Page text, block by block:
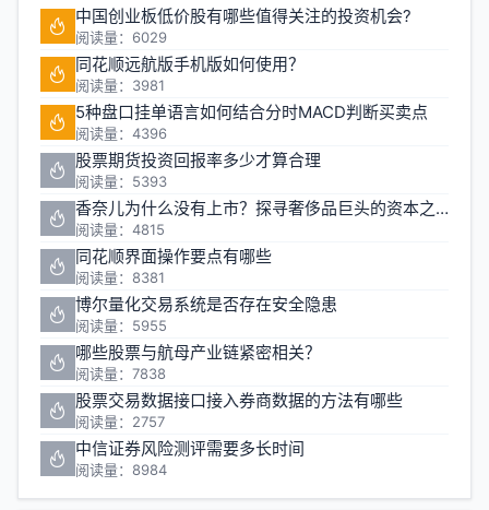
中国创业板低价股有哪些值得关注的投资机会?
阅读量：6029
同花顺远航版手机版如何使用？
阅读量：3981
5种盘口挂单语言如何结合分时MACD判断买卖点
阅读量：4396
股票期货投资回报率多少才算合理
阅读量：5393
香奈儿为什么没有上市？探寻奢侈品巨头的资本之路
阅读量：4815
同花顺界面操作要点有哪些
阅读量：8381
博尔量化交易系统是否存在安全隐患
阅读量：5955
哪些股票与航母产业链紧密相关？
阅读量：7838
股票交易数据接口接入券商数据的方法有哪些
阅读量：2757
中信证券风险测评需要多长时间
阅读量：8984